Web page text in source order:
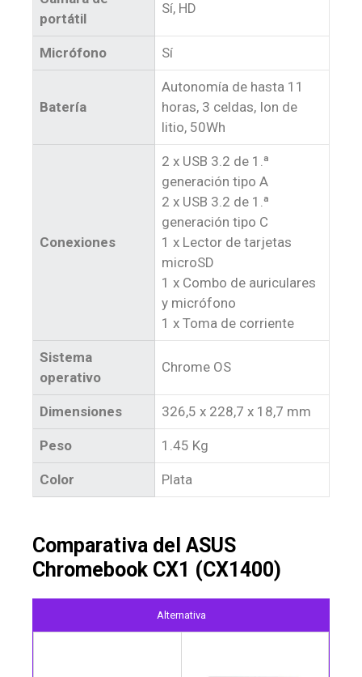
portátil
Sí, HD
Micrófono Sí
Batería
Autonomía de hasta 11
horas, 3 celdas, Ion de
litio, 50Wh
Conexiones
2 x USB 3.2 de 1.ª
generación tipo A
2 x USB 3.2 de 1.ª
generación tipo C
1 x Lector de tarjetas
microSD
1 x Combo de auriculares
y micrófono
1 x Toma de corriente
Sistema
operativo
Chrome OS
Dimensiones 326,5 x 228,7 x 18,7 mm
Peso 1.45 Kg
Color Plata
Comparativa del ASUS
Chromebook CX1 (CX1400)
Alternativa